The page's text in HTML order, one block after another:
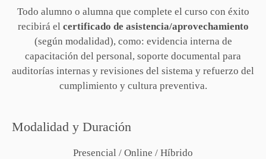
Todo alumno o alumna que complete el curso con éxito
recibirá el certificado de asistencia/aprovechamiento
(según modalidad), como: evidencia interna de
capacitación del personal, soporte documental para
auditorías internas y revisiones del sistema y refuerzo del
cumplimiento y cultura preventiva.
Modalidad y Duración
Presencial / Online / Híbrido